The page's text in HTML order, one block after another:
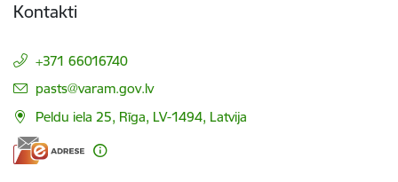
Kontakti
+371 66016740
E-pasts:
pasts@varam.gov.lv
Peldu iela 25, Rīga, LV-1494, Latvija